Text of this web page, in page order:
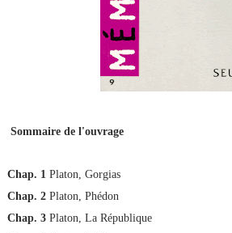
Sommaire de l'ouvrage
Chap. 1Platon, Gorgias
Chap. 2 Platon, Phédon
Chap. 3Platon, La République